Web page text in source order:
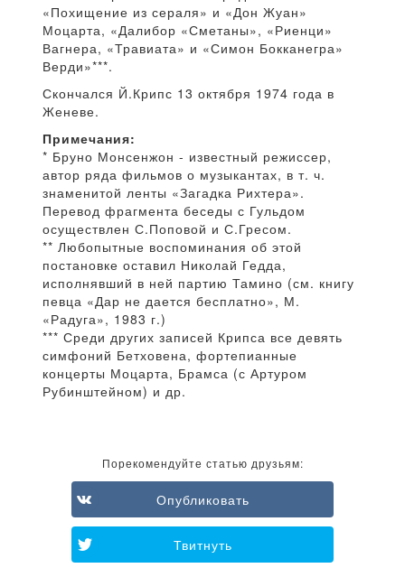
«Похищение из сераля» и «Дон Жуан»
Моцарта, «Далибор «Сметаны», «Риенци»
Вагнера, «Травиата» и «Симон Бокканегра»
Верди»***.
Скончался Й.Крипс 13 октября 1974 года в
Женеве.
Примечания:
* Бруно Монсенжон - известный режиссер,
автор ряда фильмов о музыкантах, в т. ч.
знаменитой ленты «Загадка Рихтера».
Перевод фрагмента беседы с Гульдом
осуществлен С.Поповой и С.Гресом.
** Любопытные воспоминания об этой
постановке оставил Николай Гедда,
исполнявший в ней партию Тамино (см. книгу
певца «Дар не дается бесплатно», М.
«Радуга», 1983 г.)
*** Среди других записей Крипса все девять
симфоний Бетховена, фортепианные
концерты Моцарта, Брамса (с Артуром
Рубинштейном) и др.
Порекомендуйте статью друзьям:
Опубликовать
Твитнуть